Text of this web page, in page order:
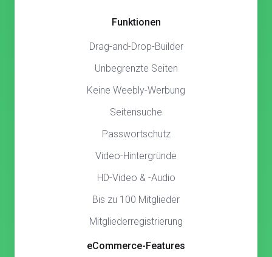
Funktionen
Drag-and-Drop-Builder
Unbegrenzte Seiten
Keine Weebly-Werbung
Seitensuche
Passwortschutz
Video-Hintergründe
HD-Video & -Audio
Bis zu 100 Mitglieder
Mitgliederregistrierung
eCommerce-Features